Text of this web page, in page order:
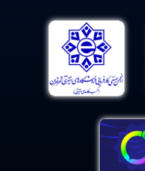
باید استفاده کرد؟
از زایمان توصیه می‌شود، اما مدت
بستگی دارد.
روز مشکلی ایجاد می‌کند؟
استفاده بیش از حد ممکن
خود را انتخاب کنید و از
شوید!